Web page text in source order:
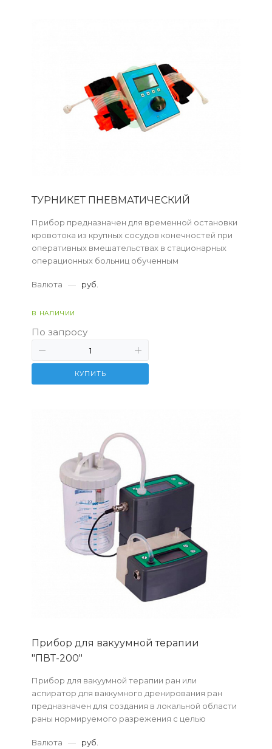
ТУРНИКЕТ ПНЕВМАТИЧЕСКИЙ
Прибор предназначен для временной остановки
кровотока из крупных сосудов конечностей при
оперативных вмешательствах в стационарных
операционных больниц обученным
Валюта
— руб.
В НАЛИЧИИ
По запросу
КУПИТЬ
Прибор для вакуумной терапии
"ПВТ-200"
Прибор для вакуумной терапии ран или
аспиратор для ваккумного дренирования ран
предназначен для создания в локальной области
раны нормируемого разрежения с целью
способствования появлению г...
Валюта — руб.